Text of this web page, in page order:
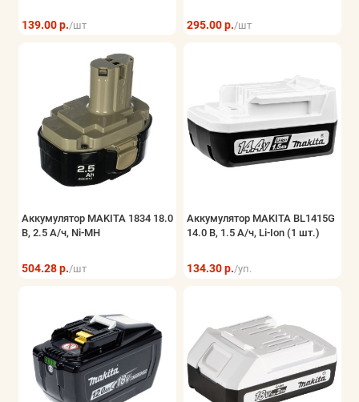
Показать все
139.00 р./шт 295.00 р./шт
Аккумулятор MAKITA 1834 18.0
В, 2.5 А/ч, Ni-MH
504.28 р./шт
Аккумулятор MAKITA BL1415G
14.0 В, 1.5 А/ч, Li-Ion (1 шт.)
134.30 р./уп.